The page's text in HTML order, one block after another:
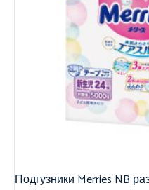
Подгузники Merries NB